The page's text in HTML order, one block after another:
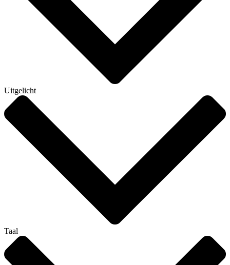
Uitgelicht
Taal